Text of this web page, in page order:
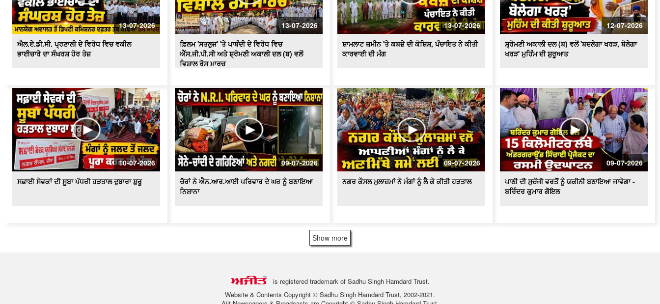
13-07-2026
ਐਲ.ਏ.ਡੀ.ਸੀ. ਪ੍ਰਣਾਲੀ ਦੇ ਵਿਰੋਧ ਵਿਚ ਵਕੀਲ
ਭਾਈਚਾਰੇ ਦਾ ਸੰਘਰਸ਼ ਹੋਰ ਤੇਜ਼
13-07-2026
ਫ਼ਿਲਮ 'ਸਤਲੁਜ' 'ਤੇ ਪਾਬੰਦੀ ਦੇ ਵਿਰੋਧ ਵਿਚ
ਐੱਸ.ਜੀ.ਪੀ.ਸੀ ਅਤੇ ਸ਼੍ਰੋਮਣੀ ਅਕਾਲੀ ਦਲ (ਬ) ਵਲੋਂ
ਵਿਸ਼ਾਲ ਰੋਸ ਮਾਰਚ
13-07-2026
ਸ਼ਾਮਲਾਟ ਜ਼ਮੀਨ 'ਤੇ ਕਬਜ਼ੇ ਦੀ ਕੋਸ਼ਿਸ਼, ਪੰਚਾਇਤ ਨੇ ਕੀਤੀ
ਕਾਰਵਾਈ ਦੀ ਮੰਗ
12-07-2026
ਸ਼੍ਰੋਮਣੀ ਅਕਾਲੀ ਦਲ (ਬ) ਵਲੋਂ 'ਬਦਲੇਗਾ ਖਰੜ, ਬੋਲੇਗਾ
ਖਰੜ' ਮੁਹਿੰਮ ਦੀ ਸ਼ੁਰੂਆਤ
10-07-2026
ਸਫ਼ਾਈ ਸੇਵਕਾਂ ਦੀ ਸੂਬਾ ਪੱਧਰੀ ਹੜਤਾਲ ਦੁਬਾਰਾ ਸ਼ੁਰੂ
09-07-2026
ਚੋਰਾਂ ਨੇ ਐਨ.ਆਰ.ਆਈ ਪਰਿਵਾਰ ਦੇ ਘਰ ਨੂੰ ਬਣਾਇਆ
ਨਿਸ਼ਾਨਾ
09-07-2026
ਨਗਰ ਕੌਸਲ ਮੁਲਾਜ਼ਮਾਂ ਨੇ ਮੰਗਾਂ ਨੂੰ ਲੈ ਕੇ ਕੀਤੀ ਹੜਤਾਲ
09-07-2026
ਪਾਣੀ ਦੀ ਸੁਚੱਜੀ ਵਰਤੋਂ ਨੂੰ ਯਕੀਨੀ ਬਣਾਇਆ ਜਾਵੇਗਾ -
ਬਰਿੰਦਰ ਕੁਮਾਰ ਗੋਇਲ
Show more
is registered trademark of Sadhu Singh Hamdard Trust.
Website & Contents Copyright © Sadhu Singh Hamdard Trust, 2002-2021.